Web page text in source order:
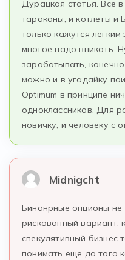
Дурацкая статья. Все
тараканы, и котлеты и
только кажутся
многое надо вникать.
зарабатывать,
можно и в угадайку
Optimum в принципе
одноклассников. Для
новичку, и человеку с
Midnigcht
Бинанрные опционы не
рискованный вариант,
спекулятивный бизнес
понимать еще до того